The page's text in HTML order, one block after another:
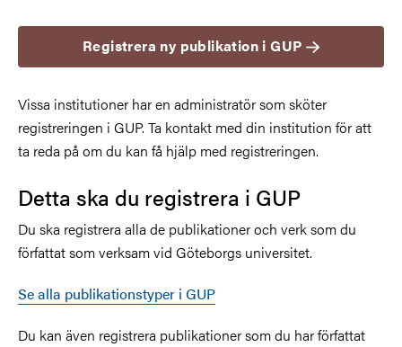
Registrera ny publikation i GUP
Vissa institutioner har en administratör som sköter
registreringen i GUP. Ta kontakt med din institution för att
ta reda på om du kan få hjälp med registreringen.
Detta ska du registrera i GUP
Du ska registrera alla de publikationer och verk som du
författat som verksam vid Göteborgs universitet.
Se alla publikationstyper i GUP
Du kan även registrera publikationer som du har författat